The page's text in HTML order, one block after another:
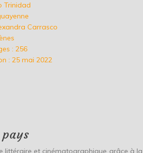
Trinidad
Carrasco
: 256
: 25 mai 2022
littéraire et cinématographique grâce à